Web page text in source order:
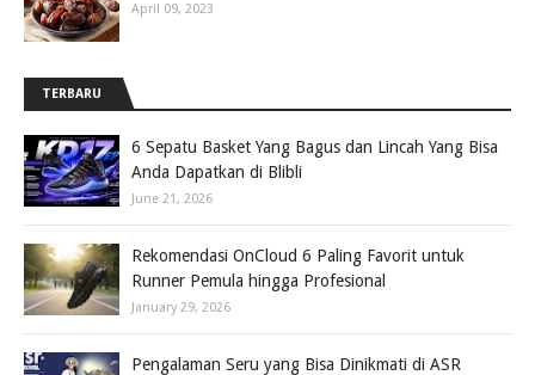
April 09, 2023
TERBARU
6 Sepatu Basket Yang Bagus dan Lincah Yang Bisa
Anda Dapatkan di Blibli
June 21, 2026
Rekomendasi OnCloud 6 Paling Favorit untuk
Runner Pemula hingga Profesional
January 29, 2026
Pengalaman Seru yang Bisa Dinikmati di ASR